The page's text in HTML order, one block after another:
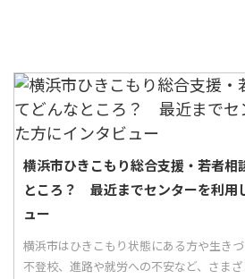
横浜市ひきこもり総合支援・若者相
ところ？ 最近までセンターを利用
ュー
横浜市はひきこもり状態にある方や生きづ
不登校、進路や就労への不安など、さま